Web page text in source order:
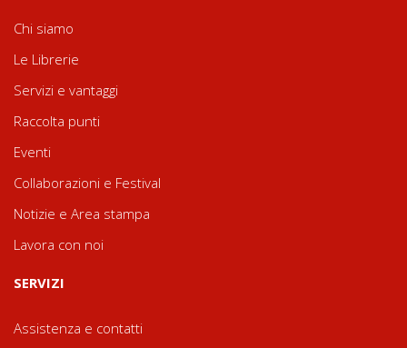
Chi siamo
Le Librerie
Servizi e vantaggi
Raccolta punti
Eventi
Collaborazioni e Festival
Notizie e Area stampa
Lavora con noi
SERVIZI
Assistenza e contatti